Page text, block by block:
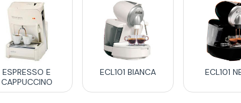
ESPRESSO E
CAPPUCCINO
ECL101 BIANCA ECL101